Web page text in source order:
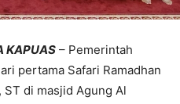
KAPUAS – Pemerintah
pertama Safari Ramadhan
ST di masjid Agung Al